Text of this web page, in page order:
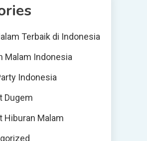
Terbaik di Indonesia
Malam Indonesia
Indonesia
Dugem
Hiburan Malam